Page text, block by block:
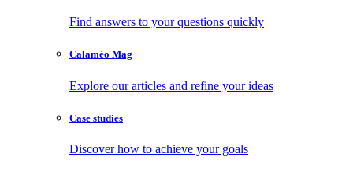
Find answers to your questions quickly
Calaméo Mag
Explore our articles and refine your ideas
Case studies
Discover how to achieve your goals